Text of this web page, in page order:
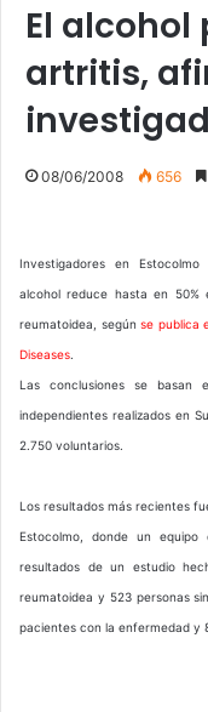
El
artritis,
08/06/2008 656
Investigadores en
alcohol reduce hasta en
reumatoidea, segúnse publica
Diseases
Las conclusiones se basan
independientes realizados en
2.750 voluntarios.
Los resultados más recientes
Estocolmo, donde un
resultados de un estudio
reumatoidea y 523 personas
pacientes con la enfermedad y